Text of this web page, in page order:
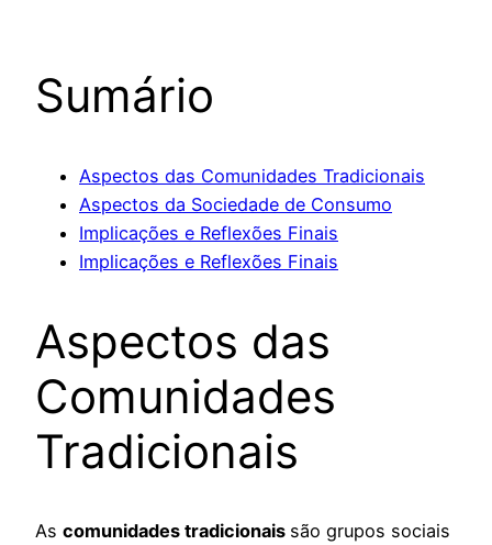
Sumário
Aspectos das Comunidades Tradicionais
Aspectos da Sociedade de Consumo
Implicações e Reflexões Finais
Implicações e Reflexões Finais
Aspectos das
Comunidades
Tradicionais
As comunidades tradicionais são grupos sociais